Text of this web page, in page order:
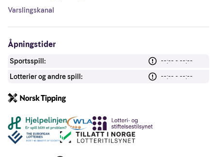
Varslingskanal
Åpningstider
Sportsspill:
--:-- - --:--
Lotterier og andre spill:
--:-- - --:--
Andre lenker